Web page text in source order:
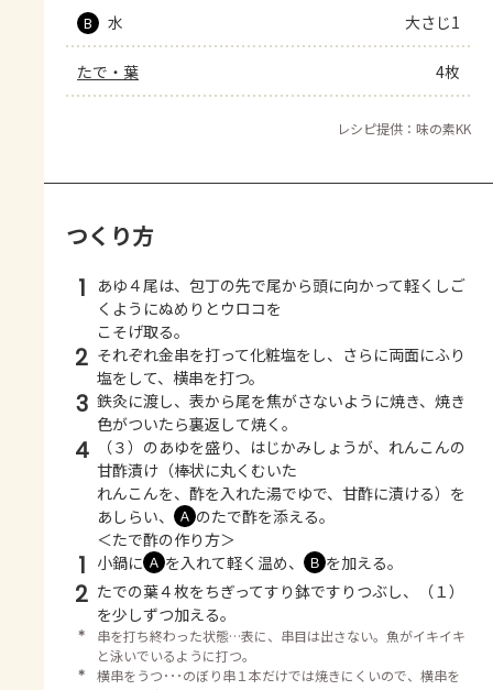
B 水 大さじ1
たで・葉 4枚
レシピ提供：味の素KK
つくり方
1
あゆ４尾は、包丁の先で尾から頭に向かって軽くしご
くようにぬめりとウロコを
こそげ取る。
2 それぞれ金串を打って化粧塩をし、さらに両面にふり
塩をして、横串を打つ。
3 鉄灸に渡し、表から尾を焦がさないように焼き、焼き
色がついたら裏返して焼く。
4
（３）のあゆを盛り、はじかみしょうが、れんこんの
甘酢漬け（棒状に丸くむいた
れんこんを、酢を入れた湯でゆで、甘酢に漬ける）を
あしらい、
Ａ のたで酢を添える。
＜たで酢の作り方＞
1 小鍋に Ａ を入れて軽く温め、 Ｂ を加える。
2 たでの葉４枚をちぎってすり鉢ですりつぶし、（１）
を少しずつ加える。
＊
串を打ち終わった状態…表に、串目は出さない。魚がイキイキ
と泳いでいるように打つ。
＊
横串をうつ･･･のぼり串１本だけでは焼きにくいので、横串を